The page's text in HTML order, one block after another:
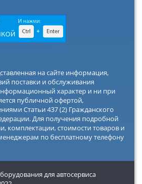
на сайте информация,
поставки и обслуживания
характер и ни при
публичной офертой,
Статьи 437 (2) Гражданского
Для получения подробной
комплектации, стоимости товаров и
по бесплатному телефону
для автосервиса